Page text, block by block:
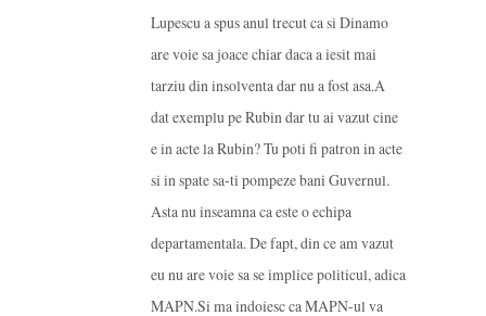
Lupescu a spus anul trecut ca si Dinamo
are voie sa joace chiar daca a iesit mai
tarziu din insolventa dar nu a fost asa.A
dat exemplu pe Rubin dar tu ai vazut cine
e in acte la Rubin? Tu poti fi patron in acte
si in spate sa-ti pompeze bani Guvernul.
Asta nu inseamna ca este o echipa
departamentala. De fapt, din ce am vazut
eu nu are voie sa se implice politicul, adica
MAPN.Si ma indoiesc ca MAPN-ul va